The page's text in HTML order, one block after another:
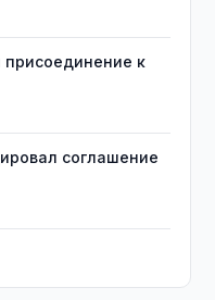
присоединение к
соглашение